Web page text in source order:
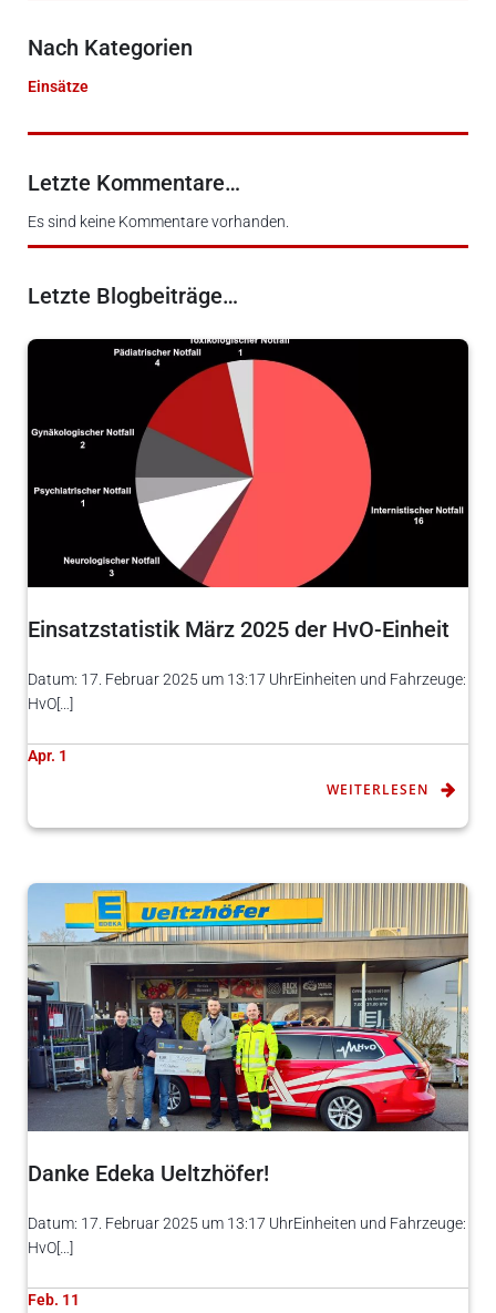
Nach Kategorien
Einsätze
Letzte Kommentare…
Es sind keine Kommentare vorhanden.
Letzte Blogbeiträge…
Einsatzstatistik März 2025 der HvO-Einheit
Datum: 17. Februar 2025 um 13:17 UhrEinheiten und Fahrzeuge:
HvO[…]
Apr. 1
WEITERLESEN
Danke Edeka Ueltzhöfer!
Datum: 17. Februar 2025 um 13:17 UhrEinheiten und Fahrzeuge:
HvO[…]
Feb. 11